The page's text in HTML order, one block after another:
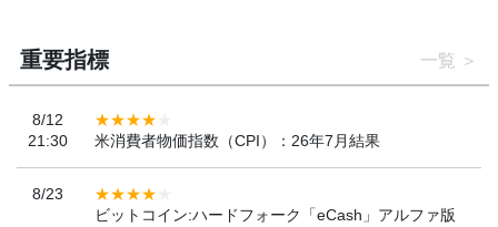
重要指標 一覧
8/12
21:30
米消費者物価指数（CPI）：26年7月結果
8/23
ビットコイン:ハードフォーク「eCash」アルファ版